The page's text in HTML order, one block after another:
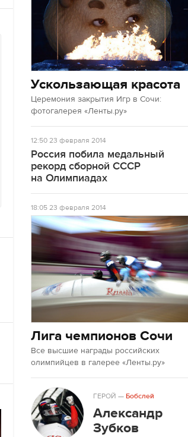
Ускользающая красота
Церемония закрытия Игр в Сочи:
фотогалерея «Ленты.ру»
12:5023 февраля 2014
Россия побила медальный
рекорд сборной СССР
на Олимпиадах
18:0523 февраля 2014
Лига чемпионов Сочи
Все высшие награды российских
олимпийцев в галерее «Ленты.ру»
ГЕРОЙ —Бобслей
Александр
Зубков